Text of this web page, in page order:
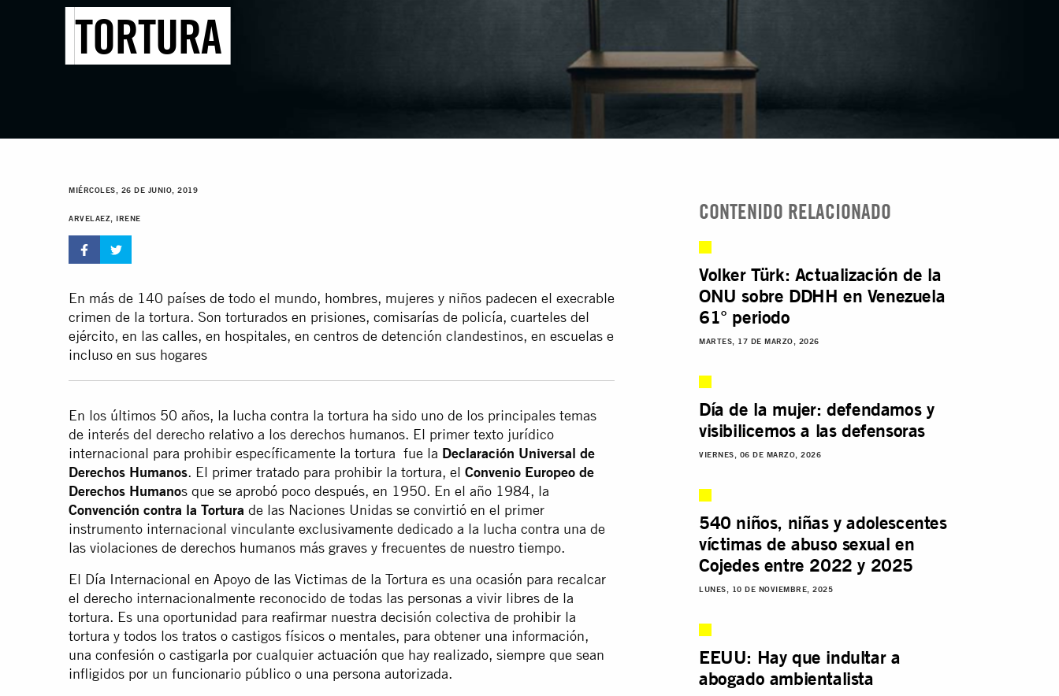
TORTURA
MIÉRCOLES, 26 DE JUNIO, 2019
ARVELAEZ, IRENE
En más de 140 países de todo el mundo, hombres, mujeres y niños padecen el execrable
crimen de la tortura. Son torturados en prisiones, comisarías de policía, cuarteles del
ejército, en las calles, en hospitales, en centros de detención clandestinos, en escuelas e
incluso en sus hogares
En los últimos 50 años, la lucha contra la tortura ha sido uno de los principales temas
de interés del derecho relativo a los derechos humanos. El primer texto jurídico
internacional para prohibir específicamente la tortura fue la Declaración Universal de
Derechos Humanos. El primer tratado para prohibir la tortura, el Convenio Europeo de
Derechos Humanos que se aprobó poco después, en 1950. En el año 1984, la
Convención contra la Tortura de las Naciones Unidas se convirtió en el primer
instrumento internacional vinculante exclusivamente dedicado a la lucha contra una de
las violaciones de derechos humanos más graves y frecuentes de nuestro tiempo.
El Día Internacional en Apoyo de las Victimas de la Tortura es una ocasión para recalcar
el derecho internacionalmente reconocido de todas las personas a vivir libres de la
tortura. Es una oportunidad para reafirmar nuestra decisión colectiva de prohibir la
tortura y todos los tratos o castigos físicos o mentales, para obtener una información,
una confesión o castigarla por cualquier actuación que hay realizado, siempre que sean
infligidos por un funcionario público o una persona autorizada.
CONTENIDO RELACIONADO
Volker Türk: Actualización de la
ONU sobre DDHH en Venezuela
61° periodo
MARTES, 17 DE MARZO, 2026
Día de la mujer: defendamos y
visibilicemos a las defensoras
VIERNES, 06 DE MARZO, 2026
540 niños, niñas y adolescentes
víctimas de abuso sexual en
Cojedes entre 2022 y 2025
LUNES, 10 DE NOVIEMBRE, 2025
EEUU: Hay que indultar a
abogado ambientalista